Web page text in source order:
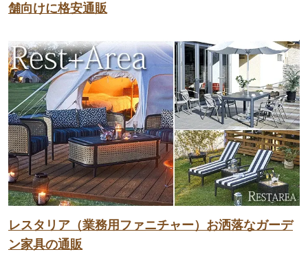
舗向けに格安通販
レスタリア（業務用ファニチャー）お洒落なガーデ
ン家具の通販